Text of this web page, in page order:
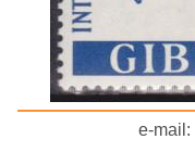
e-mail: